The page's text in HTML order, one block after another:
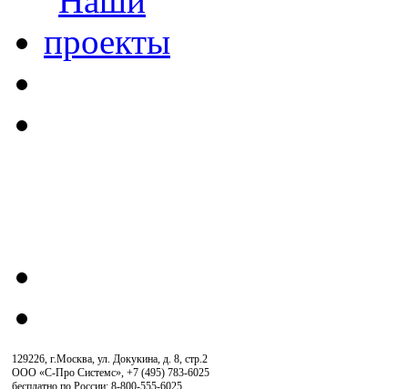
129226, г.Москва, ул. Докукина, д. 8, стр.2
ООО «С-Про Системс», +7 (495) 783-6025
бесплатно по России: 8-800-555-6025